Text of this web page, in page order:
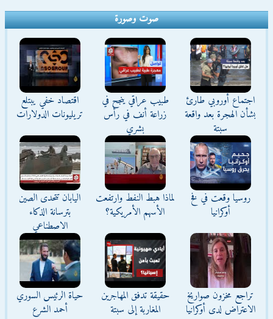
صوت وصورة
اجتماع أوروبي طارئ
بشأن الهجرة بعد واقعة
سبتة
طبيب عراقي ينجح في
زراعة أنف في رأس
بشري
اقتصاد خفي يبتلع
تريليونات الدولارات
روسيا وقعت في فخ
أوكرانيا
لماذا هبط النفط وارتفعت
الأسهم الأمريكية؟
اليابان تتحدى الصين
بترسانة الذكاء
الاصطناعي
تراجع مخزون صواريخ
الاعتراض لدى أوكرانيا
حقيقة تدفق المهاجرين
المغاربة إلى سبتة
حياة الرئيس السوري
أحمد الشرع